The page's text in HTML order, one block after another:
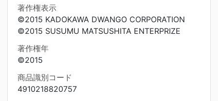
著作権表示
©2015 KADOKAWA DWANGO CORPORATION
©2015 SUSUMU MATSUSHITA ENTERPRIZE
著作権年
©2015
商品識別コード
4910218820757